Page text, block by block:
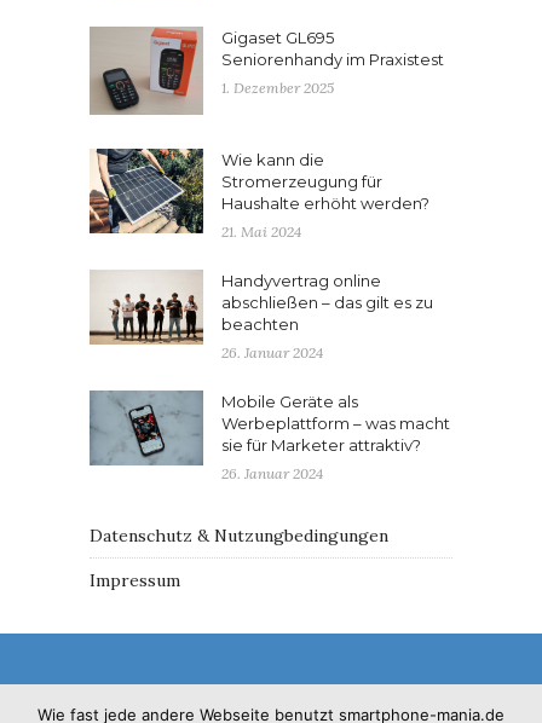
Gigaset GL695
Seniorenhandy im Praxistest
1. Dezember 2025
Wie kann die
Stromerzeugung für
Haushalte erhöht werden?
21. Mai 2024
Handyvertrag online
abschließen – das gilt es zu
beachten
26. Januar 2024
Mobile Geräte als
Werbeplattform – was macht
sie für Marketer attraktiv?
26. Januar 2024
Datenschutz & Nutzungbedingungen
Impressum
Wie fast jede andere Webseite benutzt smartphone-mania.de